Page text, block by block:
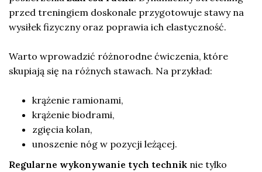
przed treningiem doskonale przygotowuje stawy na
wysiłek fizyczny oraz poprawia ich elastyczność.
Warto wprowadzić różnorodne ćwiczenia, które
skupiają się na różnych stawach. Na przykład:
krążenie ramionami,
krążenie biodrami,
zgięcia kolan,
unoszenie nóg w pozycji leżącej.
Regularne wykonywanie tych technik nie tylko